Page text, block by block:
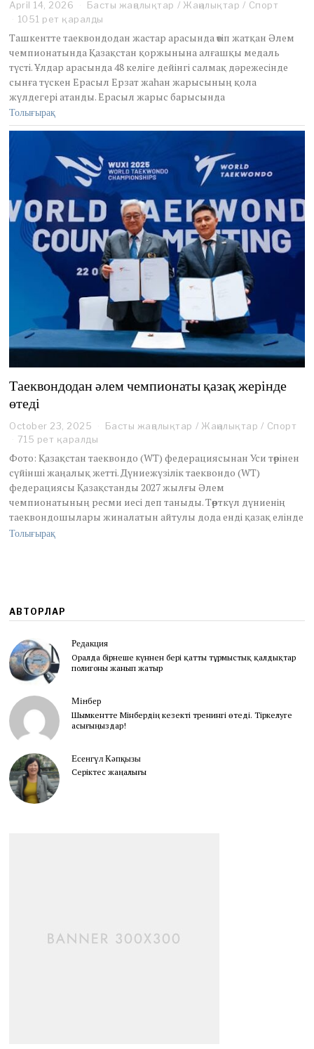
April 14, 2026 Басты жаңалықтар / Жаңалықтар / Спорт
1051 рет қаралды
Ташкентте таеквондодан жастар арасында өтіп жатқан Әлем
чемпионатында Қазақстан қоржынына алғашқы медаль
түсті. Ұлдар арасында 48 келіге дейінгі салмақ дәрежесінде
сынға түскен Ерасыл Ерзат жаһан жарысының қола
жүлдегері атанды. Ерасыл жарыс барысында
Толығырақ
Таеквондодан әлем чемпионаты қазақ жерінде
өтеді
October 23, 2025
c
o
b
e
r
2
Басты жаңалықтар / Жаңалықтар / Спорт
715 рет қаралды
Фото: Қазақстан таеквондо (WT) федерациясынан Уси төрінен
сүйінші жаңалық жетті. Дүниежүзілік таеквондо (WT)
федерациясы Қазақстанды 2027 жылғы Әлем
чемпионатының ресми иесі деп таныды. Төрткүл дүниенің
таеквондошылары жиналатын айтулы дода енді қазақ елінде
Толығырақ
АВТОРЛАР
Редакция
Оралда бірнеше күннен бері қатты тұрмыстық қалдықтар
полигоны жанып жатыр
Мінбер
Шымкентте Мінбердің кезекті тренингі өтеді. Тіркелуге
асығыңыздар!
Есенгүл Кәпқызы
Серіктес жаңалығы